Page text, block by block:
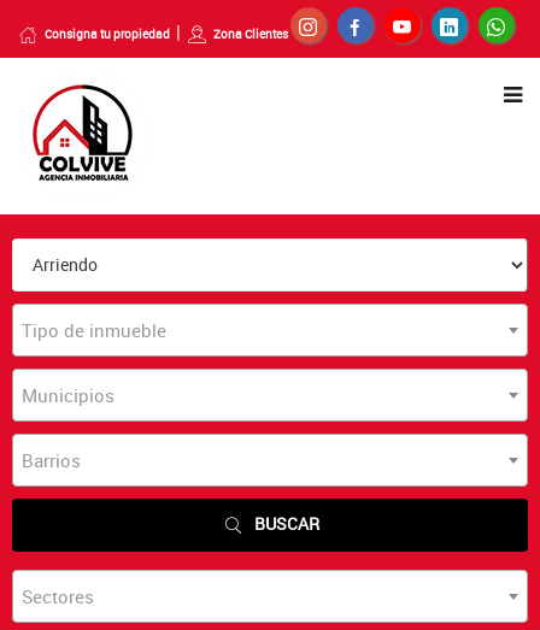
Consigna tu propiedad Zona Clientes
Tipo de inmueble
Municipios
Barrios
BUSCAR
Sectores